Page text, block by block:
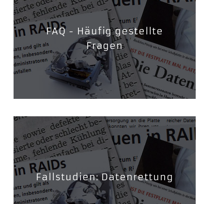
FAQ - Häufig gestellte
Fragen
Fallstudien: Datenrettung